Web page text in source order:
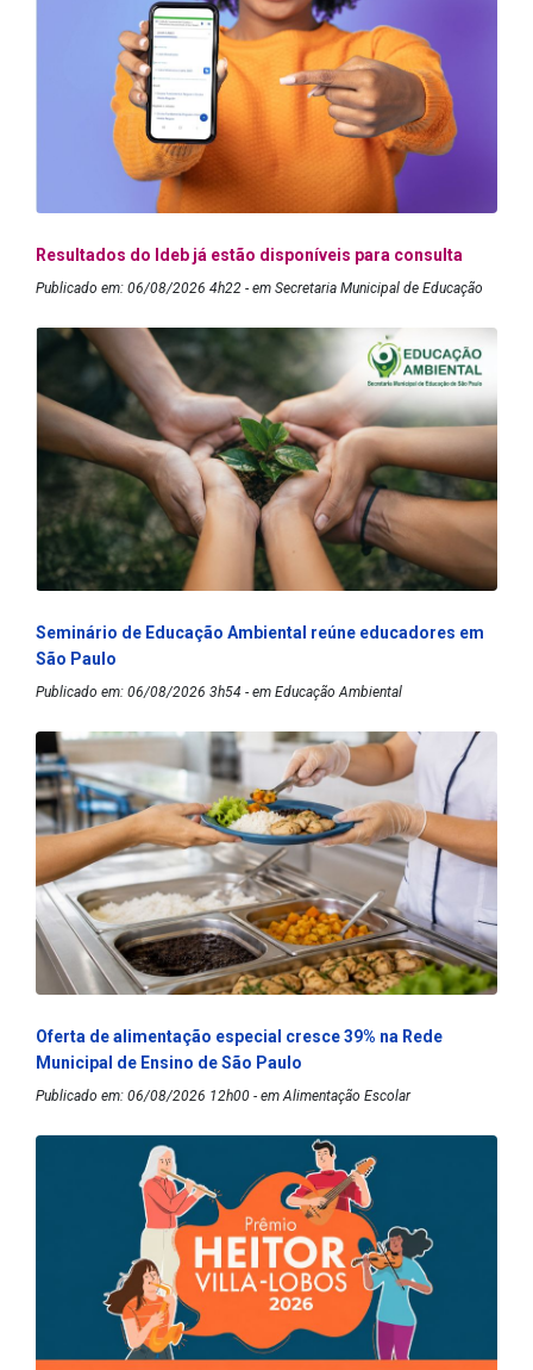
Resultados do Ideb já estão disponíveis para consulta
Publicado em: 06/08/2026 4h22 - em Secretaria Municipal de Educação
Seminário de Educação Ambiental reúne educadores em
São Paulo
Publicado em: 06/08/2026 3h54 - em Educação Ambiental
Oferta de alimentação especial cresce 39% na Rede
Municipal de Ensino de São Paulo
Publicado em: 06/08/2026 12h00 - em Alimentação Escolar